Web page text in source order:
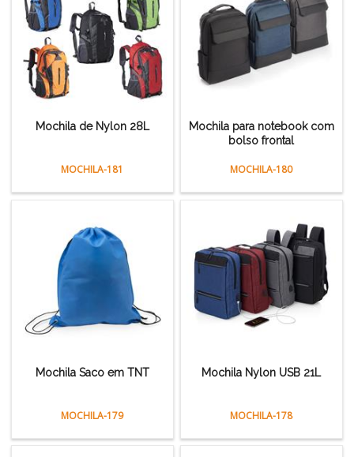
Mochila de Nylon 28L
MOCHILA-181
Mochila para notebook com
bolso frontal
MOCHILA-180
Mochila Saco em TNT
MOCHILA-179
Mochila Nylon USB 21L
MOCHILA-178